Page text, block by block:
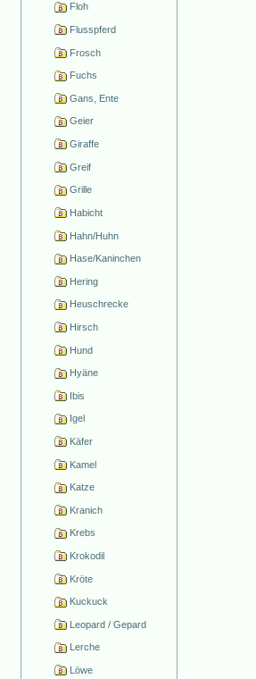
Floh
Flusspferd
Frosch
Fuchs
Gans, Ente
Geier
Giraffe
Greif
Grille
Habicht
Hahn/Huhn
Hase/Kaninchen
Hering
Heuschrecke
Hirsch
Hund
Hyäne
Ibis
Igel
Käfer
Kamel
Katze
Kranich
Krebs
Krokodil
Kröte
Kuckuck
Leopard / Gepard
Lerche
Löwe